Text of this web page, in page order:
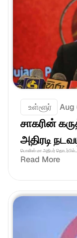
உள்ளூர் Aug
சாகரின்
அதிரடி
பொலிஸ் மா அதிபர்
Read More